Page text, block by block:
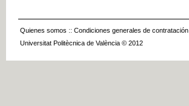
Quienes somos :: Condiciones generales de contratación
Universitat Politècnica de València © 2012